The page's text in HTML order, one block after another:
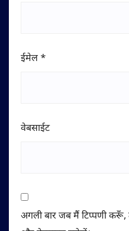
ईमेल *
वेबसाईट
अगली बार जब मैं टिप्पणी करूँ,